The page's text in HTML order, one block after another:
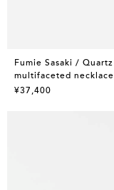
Fumie Sasaki / Quartz
multifaceted necklace
¥37,400